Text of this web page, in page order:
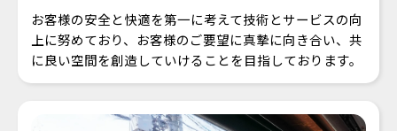
お客様の安全と快適を第一に考えて技術とサービスの向
上に努めており、お客様のご要望に真摯に向き合い、共
に良い空間を創造していけることを目指しております。